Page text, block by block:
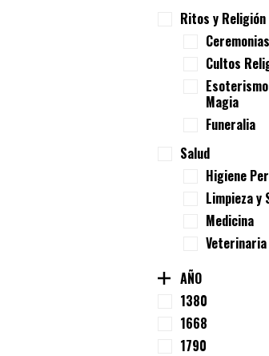
Ritos y Religión
Cultos
Magia
Funeralia
Salud
Higiene
Limpieza y
Medicina
Veterinaria
AÑO
1380
1668
1790